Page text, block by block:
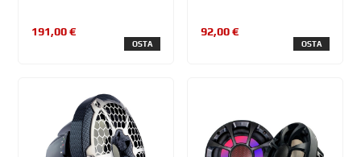
191,00 €
OSTA
92,00 €
OSTA